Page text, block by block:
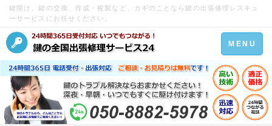
鍵開け、鍵の交換、作成・複製など、カギのことなら鍵の出張修理レスキュ
ーサービスにお任せください。
Toggle
navigation
MENU